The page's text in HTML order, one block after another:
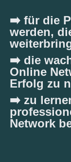
➡️ für die
werden,
➡️ die
Online
Erfolg zu
➡️ zu
Network